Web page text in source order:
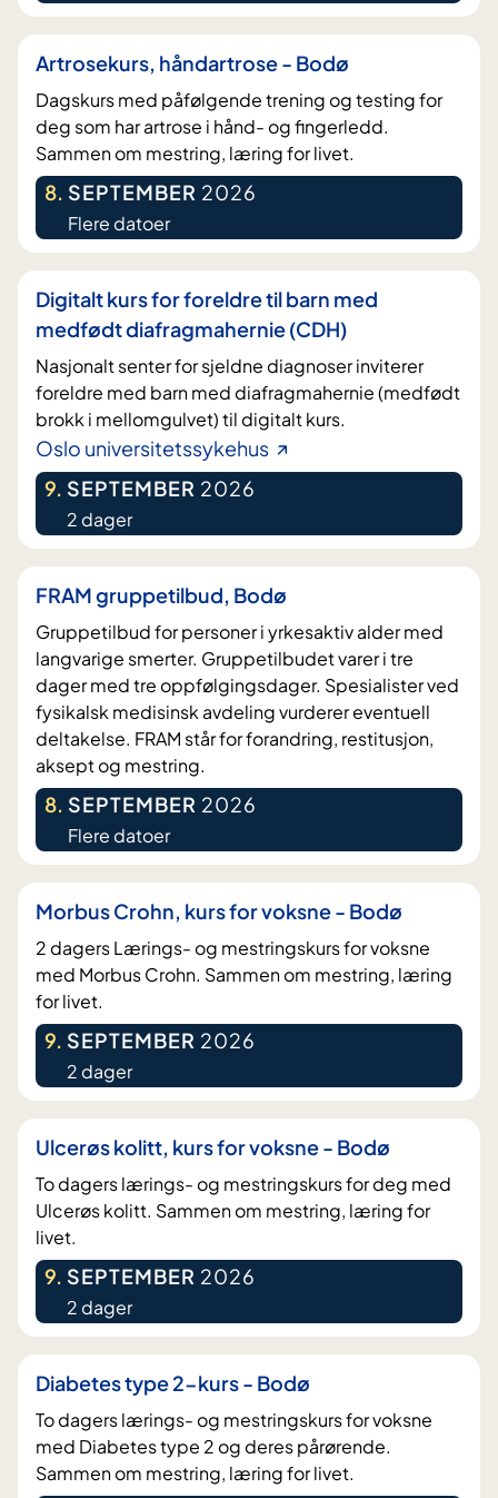
Artrosekurs, håndartrose - Bodø
Dagskurs med påfølgende trening og testing for
deg som har artrose i hånd- og fingerledd.
Sammen om mestring, læring for livet.
8. SEPTEMBER 2026
Flere datoer
Digitalt kurs for foreldre til barn med
medfødt diafragmahernie (CDH)
Nasjonalt senter for sjeldne diagnoser inviterer
foreldre med barn med diafragmahernie (medfødt
brokk i mellomgulvet) til digitalt kurs.
Oslo universitetssykehus
9. SEPTEMBER 2026
2 dager
FRAM gruppetilbud, Bodø
Gruppetilbud for personer i yrkesaktiv alder med
langvarige smerter. Gruppetilbudet varer i tre
dager med tre oppfølgingsdager. Spesialister ved
fysikalsk medisinsk avdeling vurderer eventuell
deltakelse. FRAM står for forandring, restitusjon,
aksept og mestring.
8. SEPTEMBER 2026
Flere datoer
Morbus Crohn, kurs for voksne - Bodø
2 dagers Lærings- og mestringskurs for voksne
med Morbus Crohn. Sammen om mestring, læring
for livet.
9. SEPTEMBER 2026
2 dager
Ulcerøs kolitt, kurs for voksne - Bodø
To dagers lærings- og mestringskurs for deg med
Ulcerøs kolitt. Sammen om mestring, læring for
livet.
9. SEPTEMBER 2026
2 dager
Diabetes type 2-kurs - Bodø
To dagers lærings- og mestringskurs for voksne
med Diabetes type 2 og deres pårørende.
Sammen om mestring, læring for livet.